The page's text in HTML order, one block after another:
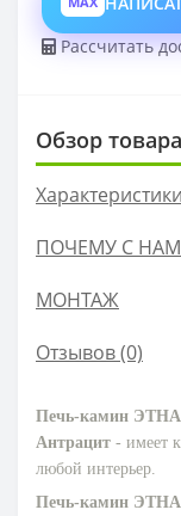
Рассчитать
Обзор товара
Характеристики
ПОЧЕМУ С
МОНТАЖ
Отзывов (0)
Печь-камин ЭТНА
Антрацит - имеет
любой интерьер.
Печь-камин ЭТНА